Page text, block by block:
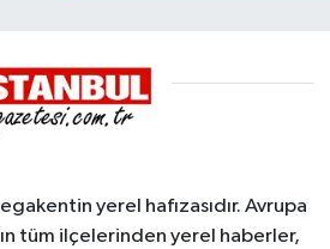
yerel hafızasıdır. Avrupa
tüm ilçelerinden yerel haberler,